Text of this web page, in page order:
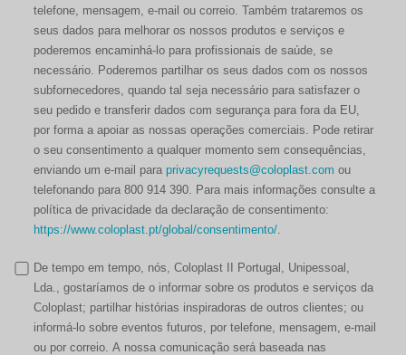
telefone, mensagem, e-mail ou correio. Também trataremos os
seus dados para melhorar os nossos produtos e serviços e
poderemos encaminhá-lo para profissionais de saúde, se
necessário. Poderemos partilhar os seus dados com os nossos
subfornecedores, quando tal seja necessário para satisfazer o
seu pedido e transferir dados com segurança para fora da EU,
por forma a apoiar as nossas operações comerciais. Pode retirar
o seu consentimento a qualquer momento sem consequências,
enviando um e-mail para privacyrequests@coloplast.com ou
telefonando para 800 914 390. Para mais informações consulte a
política de privacidade da declaração de consentimento:
https://www.coloplast.pt/global/consentimento/
De tempo em tempo, nós, Coloplast II Portugal, Unipessoal,
Lda., gostaríamos de o informar sobre os produtos e serviços da
Coloplast; partilhar histórias inspiradoras de outros clientes; ou
informá-lo sobre eventos futuros, por telefone, mensagem, e-mail
ou por correio. A nossa comunicação será baseada nas